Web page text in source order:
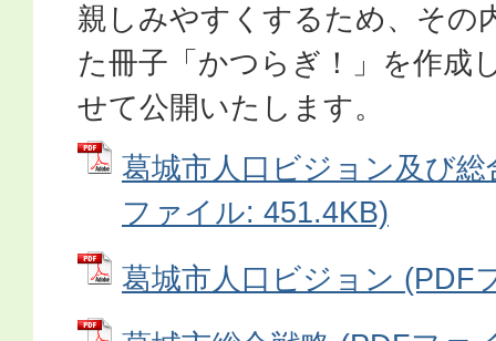
親しみやすくするため、その
た冊子「かつらぎ！」を作成
せて公開いたします。
葛城市人口ビジョン及び
ファイル: 451.4KB)
葛城市人口ビジョン (PDF